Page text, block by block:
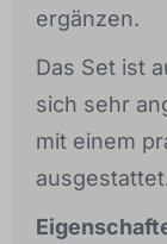
ergänzen.
Das Set ist
sich sehr
mit einem